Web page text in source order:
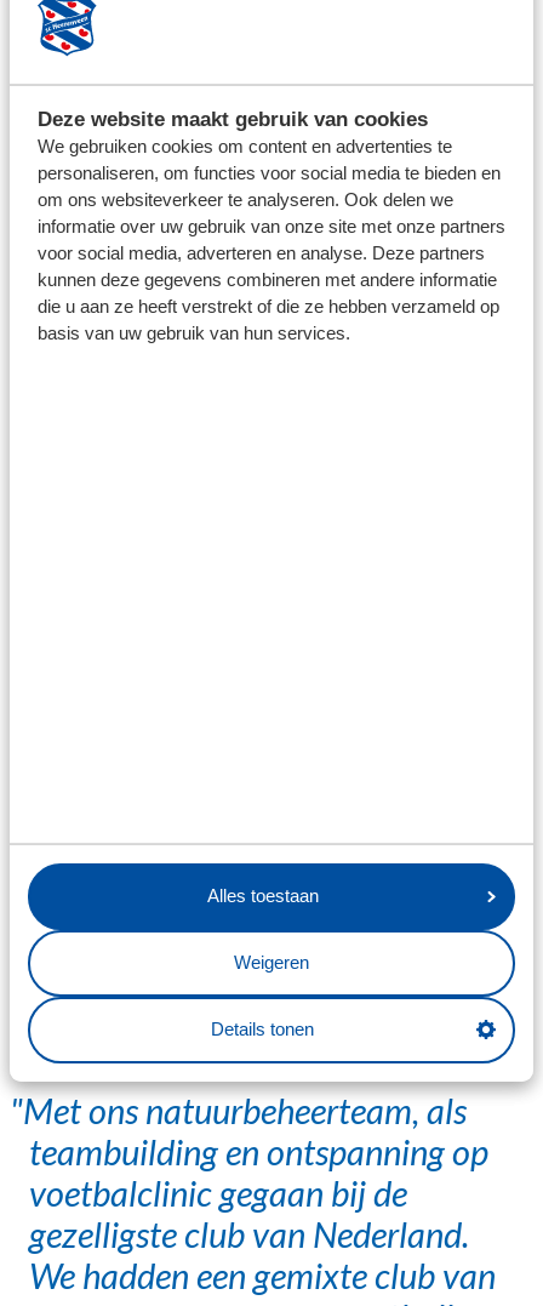
Deze website maakt gebruik van cookies
We gebruiken cookies om content en advertenties te
personaliseren, om functies voor social media te bieden en
om ons websiteverkeer te analyseren. Ook delen we
informatie over uw gebruik van onze site met onze partners
voor social media, adverteren en analyse. Deze partners
kunnen deze gegevens combineren met andere informatie
die u aan ze heeft verstrekt of die ze hebben verzameld op
basis van uw gebruik van hun services.
Alles toestaan
Weigeren
Details tonen
16.15 uur tot 17.00 uur: rondleiding
18.30 uur tot 18.45 uur: gezamenlijke afsluiting
* Tijden zijn onder voorbehoud
** Drankjes zijn op nacalculatie.
Wij hebben met ons team een heel
aanrader!
Eline ter Schure, Boswachter Natuurbeheer
Met ons natuurbeheerteam, als
teambuilding en ontspanning op
voetbalclinic gegaan bij de
gezelligste club van Nederland.
We hadden een gemixte club van